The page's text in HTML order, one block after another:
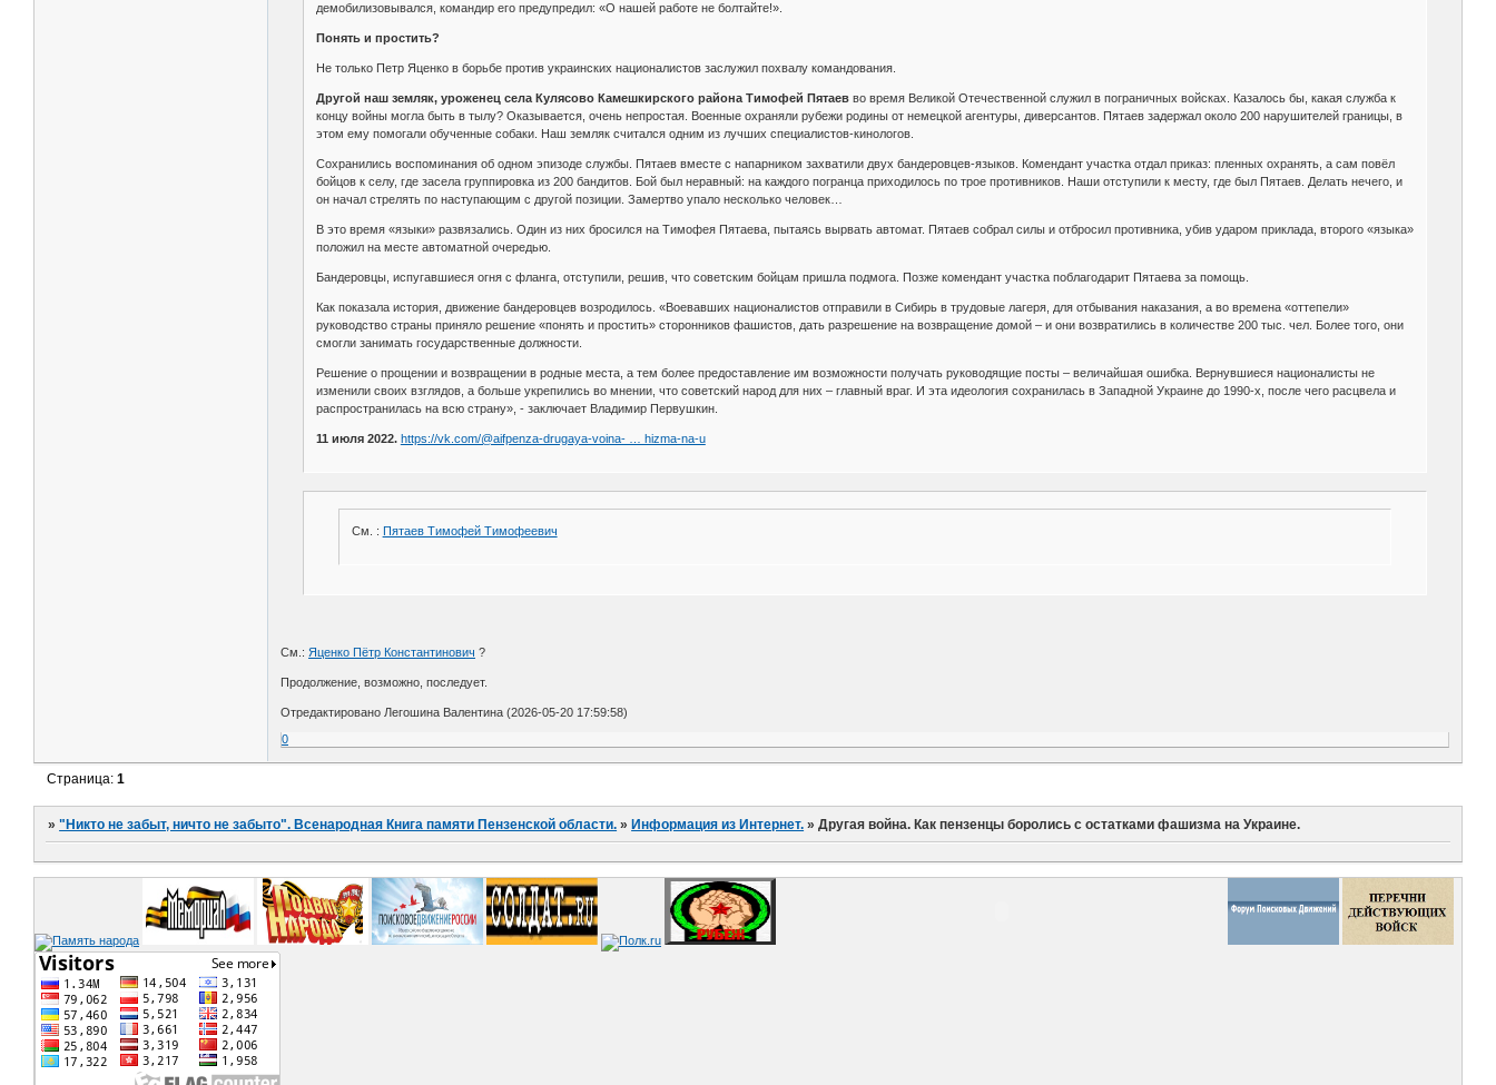
демобилизовывался, командир его предупредил: «О нашей работе не болтайте!».
Понять и простить?
Не только Петр Яценко в борьбе против украинских националистов заслужил похвалу командования.
Другой наш земляк, уроженец села Кулясово Камешкирского района Тимофей Пятаевво время Великой Отечественной служил в пограничных войсках. Казалось бы, какая служба к
концу войны могла быть в тылу? Оказывается, очень непростая. Военные охраняли рубежи родины от немецкой агентуры, диверсантов. Пятаев задержал около 200 нарушителей границы, в
этом ему помогали обученные собаки. Наш земляк считался одним из лучших специалистов-кинологов.
Сохранились воспоминания об одном эпизоде службы. Пятаев вместе с напарником захватили двух бандеровцев-языков. Комендант участка отдал приказ: пленных охранять, а сам повёл
бойцов к селу, где засела группировка из 200 бандитов. Бой был неравный: на каждого погранца приходилось по трое противников. Наши отступили к месту, где был Пятаев. Делать нечего, и
он начал стрелять по наступающим с другой позиции. Замертво упало несколько человек…
В это время «языки» развязались. Один из них бросился на Тимофея Пятаева, пытаясь вырвать автомат. Пятаев собрал силы и отбросил противника, убив ударом приклада, второго «языка»
положил на месте автоматной очередью.
Бандеровцы, испугавшиеся огня с фланга, отступили, решив, что советским бойцам пришла подмога. Позже комендант участка поблагодарит Пятаева за помощь.
Как показала история, движение бандеровцев возродилось. «Воевавших националистов отправили в Сибирь в трудовые лагеря, для отбывания наказания, а во времена «оттепели»
руководство страны приняло решение «понять и простить» сторонников фашистов, дать разрешение на возвращение домой – и они возвратились в количестве 200 тыс. чел. Более того, они
смогли занимать государственные должности.
Решение о прощении и возвращении в родные места, а тем более предоставление им возможности получать руководящие посты – величайшая ошибка. Вернувшиеся националисты не
изменили своих взглядов, а больше укрепились во мнении, что советский народ для них – главный враг. И эта идеология сохранилась в Западной Украине до 1990-х, после чего расцвела и
распространилась на всю страну», - заключает Владимир Первушкин.
11 июля 2022. https://vk.com/@aifpenza-drugaya-voina- … hizma-na-u
См. : Пятаев Тимофей Тимофеевич
См.:Яценко Пётр Константинович ?
Продолжение, возможно, последует.
Отредактировано Легошина Валентина (2026-05-20 17:59:58)
0
Страница:1
»"Никто не забыт, ничто не забыто". Всенародная Книга памяти Пензенской области. » Информация из Интернет. »Другая война. Как пензенцы боролись с остатками фашизма на Украине.